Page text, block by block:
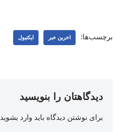
برچسب‌ها: اخرین خبر ایکتیول
دیدگاهتان را بنویسید
برای نوشتن دیدگاه باید وارد بشوید